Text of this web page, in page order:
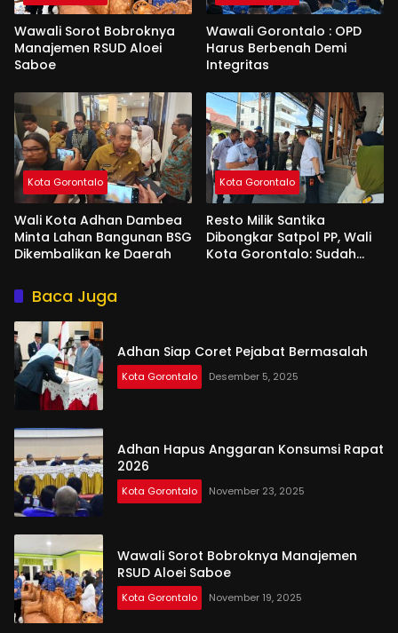
Wawali Sorot Bobroknya
Manajemen RSUD Aloei
Saboe
Wawali Gorontalo : OPD
Harus Berbenah Demi
Integritas
Kota Gorontalo
Wali Kota Adhan Dambea
Minta Lahan Bangunan BSG
Dikembalikan ke Daerah
Kota Gorontalo
Resto Milik Santika
Dibongkar Satpol PP, Wali
Kota Gorontalo: Sudah
Baca Juga
Adhan Siap Coret Pejabat Bermasalah
Kota Gorontalo Desember 5, 2025
Adhan Hapus Anggaran Konsumsi Rapat
2026
Kota Gorontalo November 23, 2025
Wawali Sorot Bobroknya Manajemen
RSUD Aloei Saboe
Kota Gorontalo November 19, 2025